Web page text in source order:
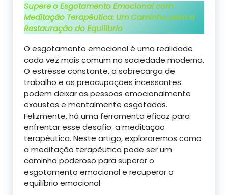
Supere o Esgotamento Emocional com
Meditação Terapêutica: Um Caminho para a
Restauração do Equilíbrio
O esgotamento emocional é uma realidade
cada vez mais comum na sociedade moderna.
O estresse constante, a sobrecarga de
trabalho e as preocupações incessantes
podem deixar as pessoas emocionalmente
exaustas e mentalmente esgotadas.
Felizmente, há uma ferramenta eficaz para
enfrentar esse desafio: a meditação
terapêutica. Neste artigo, exploraremos como
a meditação terapêutica pode ser um
caminho poderoso para superar o
esgotamento emocional e recuperar o
equilíbrio emocional.